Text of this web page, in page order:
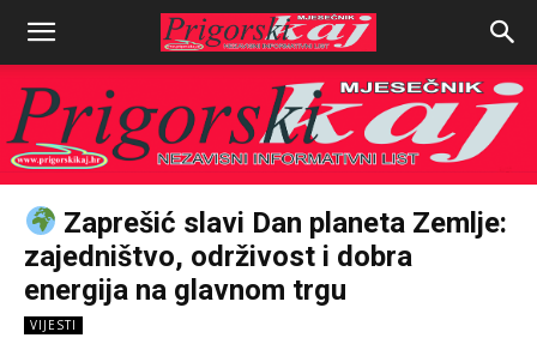
Zaprešić slavi Dan planeta Zemlje:
zajedništvo, održivost i dobra
energija na glavnom trgu
VIJESTI